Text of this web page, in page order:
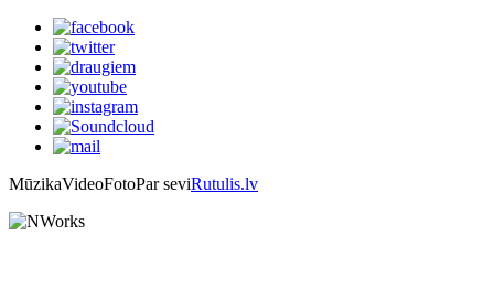
MūzikaVideoFotoPar seviRutulis.lv